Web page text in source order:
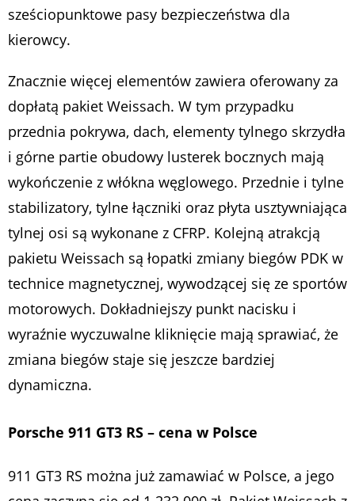
sześciopunktowe pasy bezpieczeństwa dla
kierowcy.
Znacznie więcej elementów zawiera oferowany za
dopłatą pakiet Weissach. W tym przypadku
przednia pokrywa, dach, elementy tylnego skrzydła
i górne partie obudowy lusterek bocznych mają
wykończenie z włókna węglowego. Przednie i tylne
stabilizatory, tylne łączniki oraz płyta usztywniająca
tylnej osi są wykonane z CFRP. Kolejną atrakcją
pakietu Weissach są łopatki zmiany biegów PDK w
technice magnetycznej, wywodzącej się ze sportów
motorowych. Dokładniejszy punkt nacisku i
wyraźnie wyczuwalne kliknięcie mają sprawiać, że
zmiana biegów staje się jeszcze bardziej
dynamiczna.
Porsche 911 GT3 RS – cena w Polsce
911 GT3 RS można już zamawiać w Polsce, a jego